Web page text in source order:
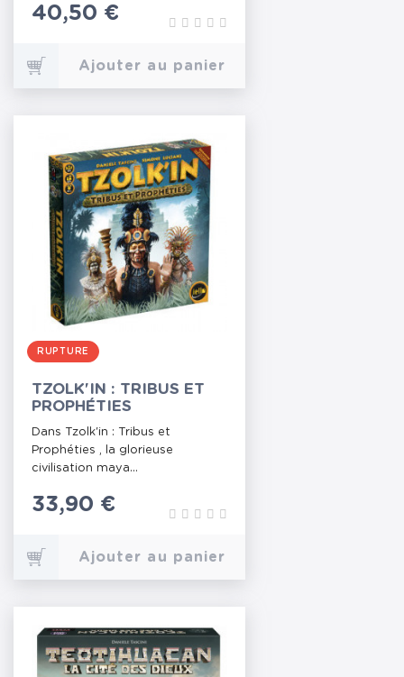
Prix
40,50 €
Ajouter au panier
RUPTURE
TZOLK'IN : TRIBUS ET
PROPHÉTIES
Dans Tzolk'in : Tribus et
Prophéties , la glorieuse
civilisation maya...
Prix
33,90 €
Ajouter au panier